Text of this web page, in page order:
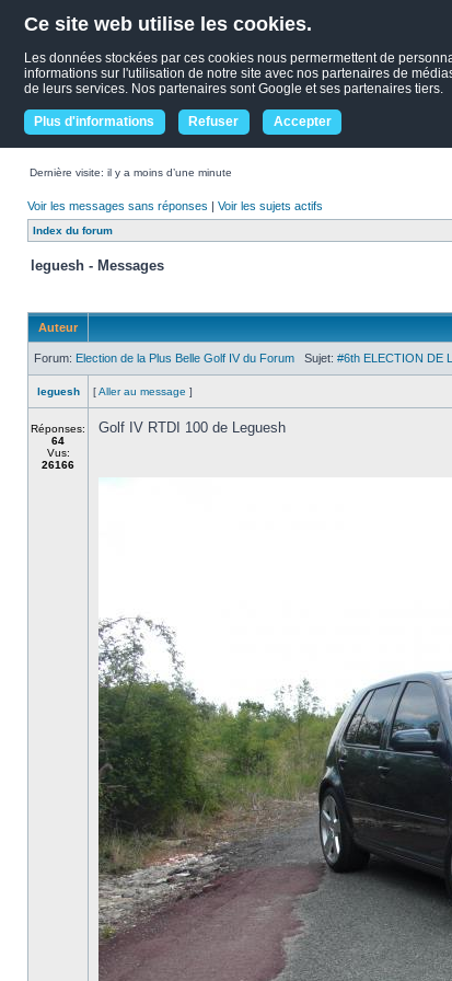
Ce site web utilise les cookies.
Les données stockées par ces cookies nous permermettent de
informations sur l'utilisation de notre site avec nos partenaires de
de leurs services. Nos partenaires sont Google et ses partenaires tiers.
Plus d'informations Refuser Accepter
Dernière visite: il y a moins d’une minute
Voir les messages sans réponses | Voir les sujets actifs
Index du forum
leguesh - Messages
Auteur
Forum: Election de la Plus Belle Golf IV du Forum Sujet: #6th ELECTION DE
leguesh [Aller au message ]
Réponses:
64
Vus:
26166
Golf IV RTDI 100 de Leguesh